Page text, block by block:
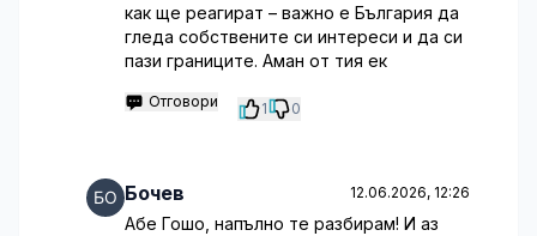
как ще реагират – важно е България да
гледа собствените си интереси и да си
пази границите. Аман от тия ек
Отговори 1 0
Бочев 12.06.2026, 12:26
Абе Гошо, напълно те разбирам! И аз